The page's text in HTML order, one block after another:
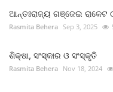
ଆନ୍ତଃରାଜ୍ୟ ଗଞ୍ଜେଇ ରାକେଟ
Rasmita Behera Sep 3, 2025
ଶିକ୍ଷା, ସଂସ୍କାର ଓ ସଂସ୍କୃତି
Rasmita Behera Nov 18, 2024